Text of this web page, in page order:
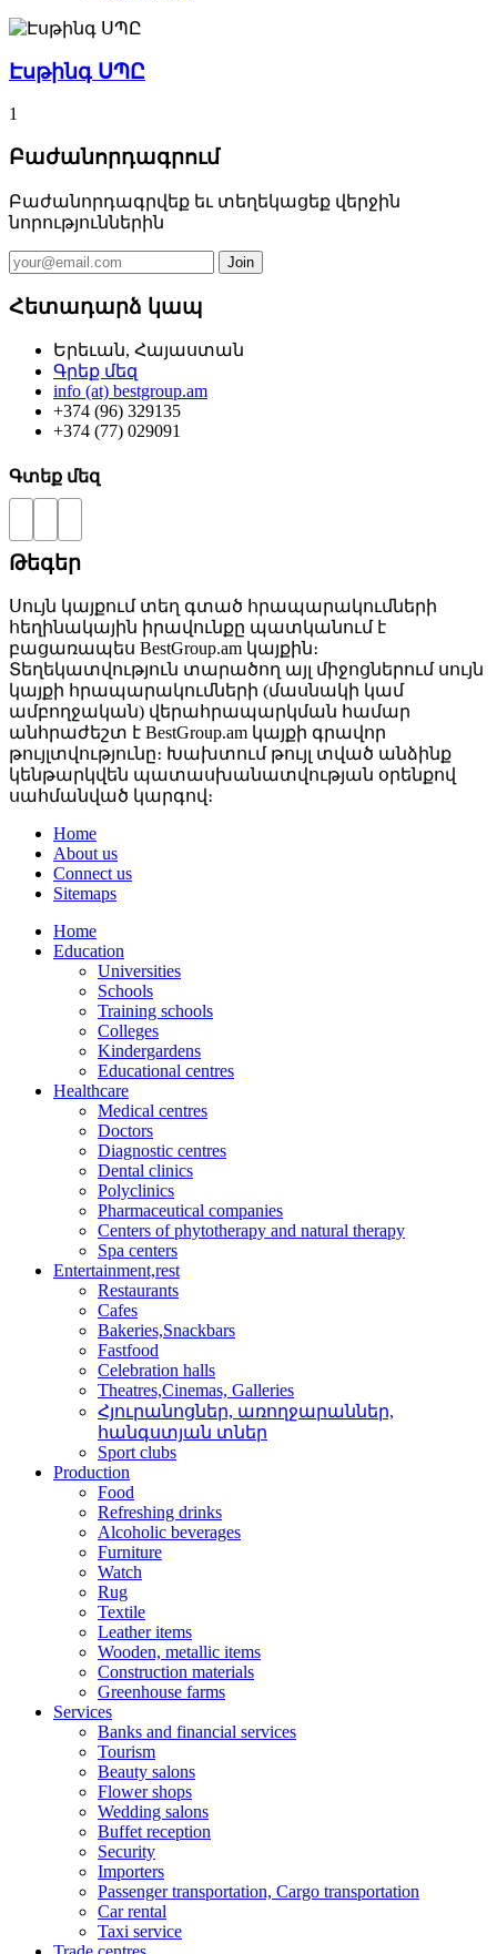
Էսթինգ ՍՊԸ
1
Բաժանորդագրում
Բաժանորդագրվեք եւ տեղեկացեք վերջին
նորություններին
Հետադարձ կապ
Երեւան, Հայաստան
Գրեք մեզ
info (at) bestgroup.am
+374 (96) 329135
+374 (77) 029091
Գտեք մեզ
Թեգեր
Սույն կայքում տեղ գտած հրապարակումների
հեղինակային իրավունքը պատկանում է
բացառապես BestGroup.am կայքին։
Տեղեկատվություն տարածող այլ միջոցներում սույն
կայքի հրապարակումների (մասնակի կամ
ամբողջական) վերահրապարկման համար
անհրաժեշտ է BestGroup.am կայքի գրավոր
թույլտվությունը։ Խախտում թույլ տված անձինք
կենթարկվեն պատասխանատվության օրենքով
սահմանված կարգով։
Home
About us
Connect us
Sitemaps
Home
Education
Universities
Schools
Training schools
Colleges
Kindergardens
Educational centres
Healthcare
Medical centres
Doctors
Diagnostic centres
Dental clinics
Polyclinics
Pharmaceutical companies
Centers of phytotherapy and natural therapy
Spa centers
Entertainment,rest
Restaurants
Cafes
Bakeries,Snackbars
Fastfood
Celebration halls
Theatres,Cinemas, Galleries
Հյուրանոցներ, առողջար­աններ,
հանգստյան տներ
Sport clubs
Production
Food
Refreshing drinks
Alcoholic beverages
Furniture
Watch
Rug
Textile
Leather items
Wooden, metallic items
Construction materials
Greenhouse farms
Services
Banks and financial services
Tourism
Beauty salons
Flower shops
Wedding salons
Buffet reception
Security
Importers
Passenger transportation, Cargo transportation
Car rental
Taxi service